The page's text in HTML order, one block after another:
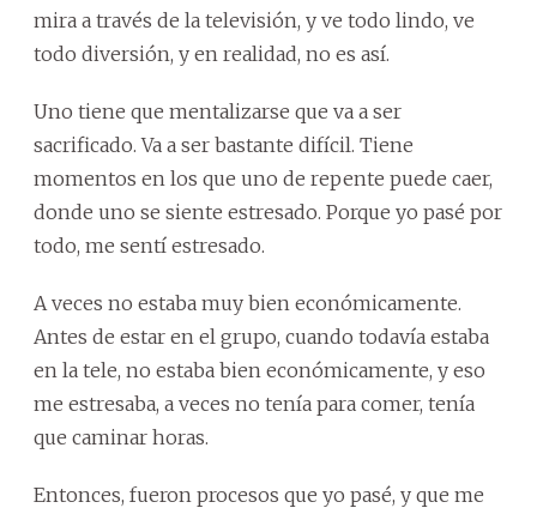
mira a través de la televisión, y ve todo lindo, ve
todo diversión, y en realidad, no es así.
Uno tiene que mentalizarse que va a ser
sacrificado. Va a ser bastante difícil. Tiene
momentos en los que uno de repente puede caer,
donde uno se siente estresado. Porque yo pasé por
todo, me sentí estresado.
A veces no estaba muy bien económicamente.
Antes de estar en el grupo, cuando todavía estaba
en la tele, no estaba bien económicamente, y eso
me estresaba, a veces no tenía para comer, tenía
que caminar horas.
Entonces, fueron procesos que yo pasé, y que me